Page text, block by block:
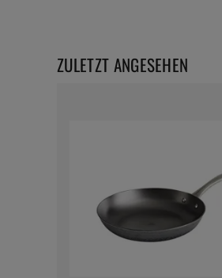
ZULETZT ANGESEHEN